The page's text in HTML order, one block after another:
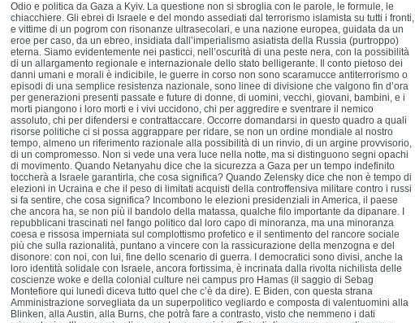
Odio e politica da Gaza a Kyiv. La questione non si sbroglia con le parole, le formule, le
chiacchiere. Gli ebrei di Israele e del mondo assediati dal terrorismo islamista su tutti i fronti,
e vittime di un pogrom con risonanze ultrasecolari, e una nazione europea, guidata da un
eroe per caso, da un ebreo, insidiata dall’imperialismo asiatista della Russia (purtroppo)
eterna. Siamo evidentemente nei pasticci, nell’oscurità di una peste nera, con la possibilità
di un allargamento regionale e internazionale dello stato belligerante. Il conto pietoso dei
danni umani e morali è indicibile, le guerre in corso non sono scaramucce antiterrorismo o
episodi di una semplice resistenza nazionale, sono linee di divisione che valgono fin d’ora
per generazioni presenti passate e future di donne, di uomini, vecchi, giovani, bambini, e i
morti piangono i loro morti e i vivi uccidono, chi per aggredire e sventrare il nemico
assoluto, chi per difendersi e contrattaccare. Occorre domandarsi in questo quadro a quali
risorse politiche ci si possa aggrappare per ridare, se non un ordine mondiale al nostro
tempo, almeno un riferimento razionale alla possibilità di un rinvio, di un argine provvisorio,
di un compromesso. Non si vede una vera luce nella notte, ma si distinguono segni opachi
di movimento. Quando Netanyahu dice che la sicurezza a Gaza per un tempo indefinito
toccherà a Israele garantirla, che cosa significa? Quando Zelensky dice che non è tempo di
elezioni in Ucraina e che il peso di limitati acquisti della controffensiva militare contro i russi
si fa sentire, che cosa significa? Incombono le elezioni presidenziali in America, il paese
che ancora ha, se non più il bandolo della matassa, qualche filo importante da dipanare. I
repubblicani trascinati nel fango politico dal loro capo di minoranza, ma una minoranza
coesa e rissosa imperniata sul complottismo profetico e il sentimento del rancore sociale
più che sulla razionalità, puntano a vincere con la rassicurazione della menzogna e del
disonore: con noi, con lui, fine dello scenario di guerra. I democratici sono divisi, anche la
loro identità solidale con Israele, ancora fortissima, è incrinata dalla rivolta nichilista delle
coscienze woke e della colonial culture nei campus pro Hamas (il saggio di Sebag
Montefiore qui lunedì diceva tutto quel che c’è da dire). E Biden, con questa strana
Amministrazione sorvegliata da un superpolitico vegliardo e composta di valentuomini alla
Blinken, alla Austin, alla Burns, che potrà fare a contrasto, visto che nemmeno i dati